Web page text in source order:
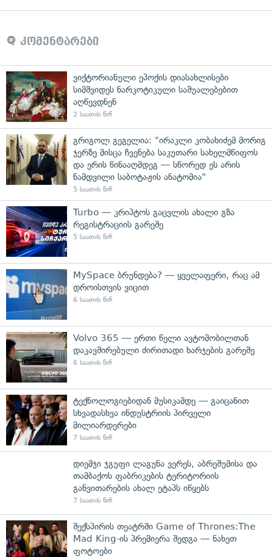
კომენტარები
ვიქტორიანული ეპოქის დიასახლისები
სიმშვიდეს ნარკოტიკული საშუალებებით
აღწევდნენ
2 საათის წინ
გრიგოლ გეგელია: "ირაკლი კობახიძემ მორიგ
ჯერზე მისცა ჩვენება საკუთარი სახელმწიფოს
და ერის წინააღმდეგ — სწორედ ეს არის
ნამდვილი საბოტაჟის ანატომია"
5 საათის წინ
Turbo — კრიპტოს გაცვლის ახალი გზა
რეგისტრაციის გარეშე
5 საათის წინ
MySpace ბრუნდება? — ყველაფერი, რაც ამ
დროისთვის ვიცით
6 საათის წინ
Volvo 365 — ერთი წელი ავტომობილთან
დაკავშირებული ძირითადი ხარჯების გარეშე
6 საათის წინ
ტექნოლოგიებიდან მუსიკამდე — გაიცანით
სხვადასხვა ინდუსტრიის პირველი
მილიარდერები
7 საათის წინ
დიემჯი ჯგუფი ლაგუნა ვერეს, აბრეშუმისა და
თამბაქოს ფაბრიკების ტერიტორიის
განვითარების ახალ ეტაპს იწყებს
7 საათის წინ
შექსპირის თეატრში Game of Thrones:The
Mad King-ის პრემიერა შედგა — ნახეთ
ფოტოები